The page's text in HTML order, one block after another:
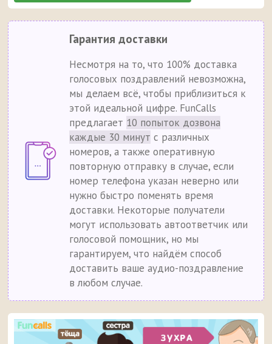
Гарантия доставки
Несмотря на то, что 100% доставка
голосовых поздравлений невозможна,
мы делаем всё, чтобы приблизиться к
этой идеальной цифре. FunCalls
предлагает 10 попыток дозвона
каждые 30 минут с различных
номеров, а также оперативную
повторную отправку в случае, если
номер телефона указан неверно или
нужно быстро поменять время
доставки. Некоторые получатели
могут использовать автоответчик или
голосовой помощник, но мы
гарантируем, что найдём способ
доставить ваше аудио-поздравление
в любом случае.